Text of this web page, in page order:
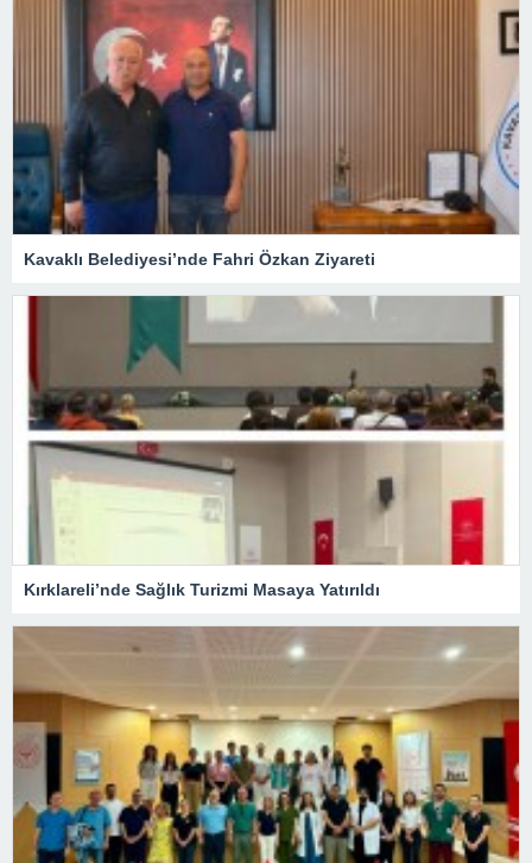
Kavaklı Belediyesi’nde Fahri Özkan Ziyareti
Kırklareli’nde Sağlık Turizmi Masaya Yatırıldı